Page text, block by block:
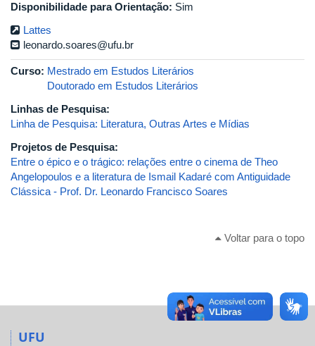
Disponibilidade para Orientação: Sim
Lattes
leonardo.soares@ufu.br
Curso: Mestrado em Estudos Literários
Doutorado em Estudos Literários
Linhas de Pesquisa:
Linha de Pesquisa: Literatura, Outras Artes e Mídias
Projetos de Pesquisa:
Entre o épico e o trágico: relações entre o cinema de Theo
Angelopoulos e a literatura de Ismail Kadaré com Antiguidade
Clássica - Prof. Dr. Leonardo Francisco Soares
Voltar para o topo
UFU